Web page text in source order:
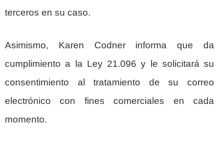
terceros en su caso.
Asimismo, Karen Codner informa que da
cumplimiento a la Ley 21.096 y le solicitará su
consentimiento al tratamiento de su correo
electrónico con fines comerciales en cada
momento.